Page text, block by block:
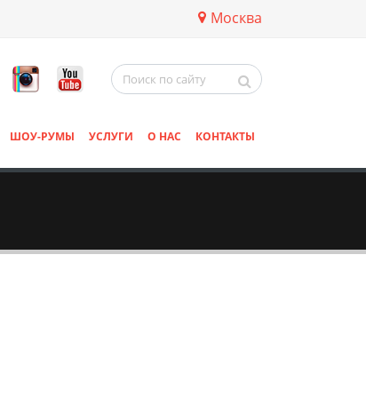
Москва
ШОУ-РУМЫ УСЛУГИ О НАС КОНТАКТЫ